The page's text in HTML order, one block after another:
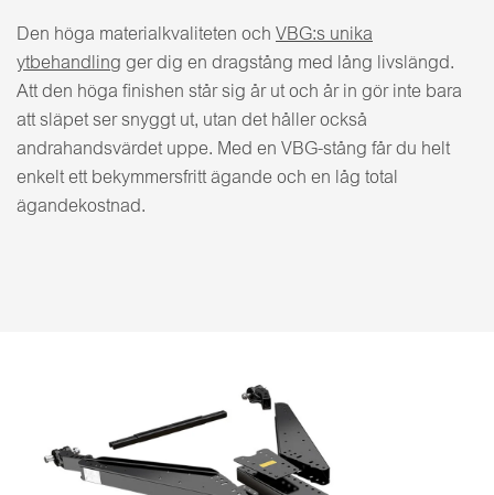
Den höga materialkvaliteten och VBG:s unika
ytbehandling ger dig en dragstång med lång livslängd.
Att den höga finishen står sig år ut och år in gör inte bara
att släpet ser snyggt ut, utan det håller också
andrahandsvärdet uppe. Med en VBG-stång får du helt
enkelt ett bekymmersfritt ägande och en låg total
ägandekostnad.